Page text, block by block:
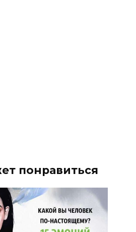
понравиться